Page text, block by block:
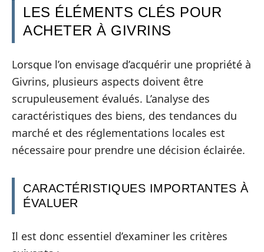
LES ÉLÉMENTS CLÉS POUR
ACHETER À GIVRINS
Lorsque l’on envisage d’acquérir une propriété à
Givrins, plusieurs aspects doivent être
scrupuleusement évalués. L’analyse des
caractéristiques des biens, des tendances du
marché et des réglementations locales est
nécessaire pour prendre une décision éclairée.
CARACTÉRISTIQUES IMPORTANTES À
ÉVALUER
Il est donc essentiel d’examiner les critères